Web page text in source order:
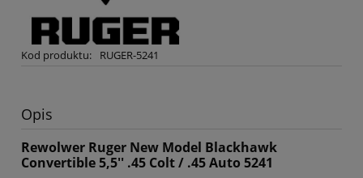
Kod produktu: RUGER-5241
Opis
Rewolwer Ruger New Model Blackhawk
Convertible 5,5'' .45 Colt / .45 Auto 5241